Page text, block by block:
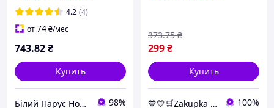
Дешевая доставка
Швабры
4.2 (4)
от74₴/мес
743.82₴
Купить
Білий Парус HoReCa та B2B комплексне обслуговування 98%
299₴
373.75 ₴
Купить
💙💛🛒Zakupka - магазин для удобных покупок, с быстрой доставкой по Украине🎁％🚚 ⤵ 100%